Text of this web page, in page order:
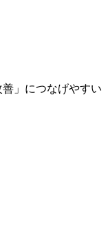
」につなげやすい